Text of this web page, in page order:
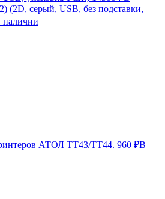
(2D, серый, USB, без подставки,
наличии
АТОЛ TT43/TT44. 960 ₽В